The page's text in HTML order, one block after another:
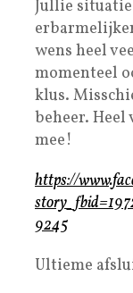
Jullie
wens heel
momenteel
klus.
beheer.
mee!
https://
9245
Ultieme